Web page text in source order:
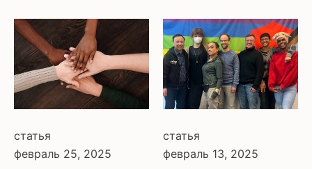
статья
февраль 25, 2025
статья
февраль 13, 2025